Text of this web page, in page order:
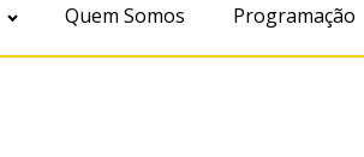
Quem Somos Programação